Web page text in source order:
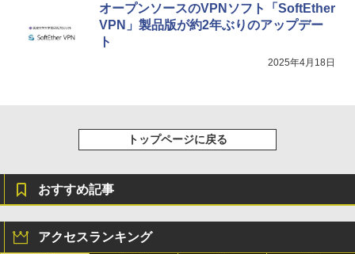
オープンソースのVPNソフト「SoftEther
VPN」製品版が約2年ぶりのアップデー
ト
2025年4月18日
トップページに戻る
おすすめ記事
アクセスランキング